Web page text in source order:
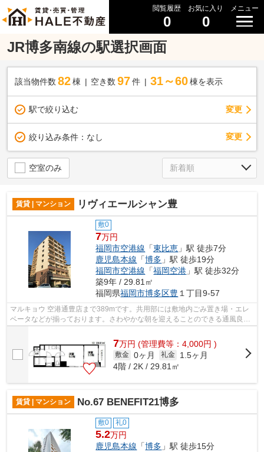
閲覧履歴
0
お気に入り
0
メニュー
JR博多南線の駅選択画面
該当物件数 82棟 空き数 97 件 31～60 棟を表示
駅で絞り込む 変更
絞り込み条件： なし 変更
空室のみ
賃貸 | マンション リヴィエールシャン豊
敷0
7万円
福岡市空港線 「東比恵 」駅 徒歩7分
鹿児島本線 「博多 」駅 徒歩19分
福岡市空港線 「福岡空港 」駅 徒歩32分
築9年 / 29.81㎡
福岡県福岡市博多区豊 １丁目9-57
マルキョウ 空港通豊店まで389mです。共用部には敷地内ごみ置き場・エレ
ベータなどが揃っております。さわやかな朝を迎えることのできる通風良好
7万円 (管理費等：4,000円 )
敷金 0ヶ月 礼金
1.5ヶ月
4階 / 2K / 29.81㎡
賃貸 | マンション No.67 BENEFIT21博多
敷0 礼0
5.2万円
鹿児島本線 「博多 」駅 徒歩15分